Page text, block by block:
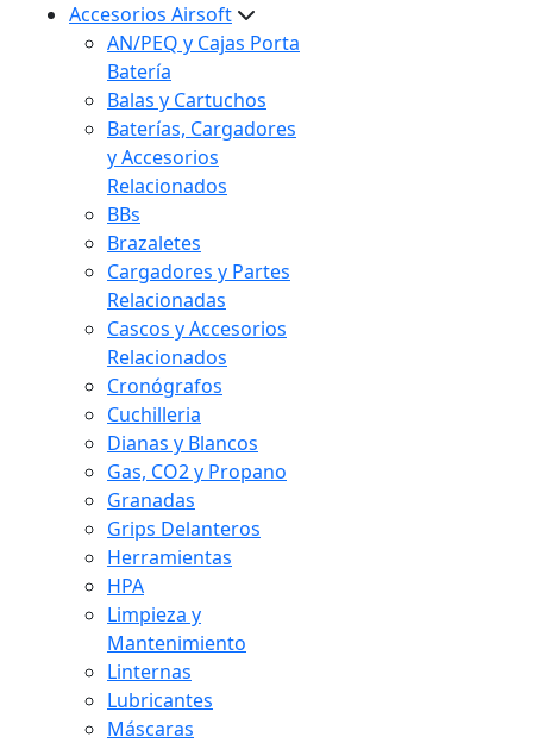
Accesorios Airsoft
AN/PEQ y Cajas Porta
Batería
Balas y Cartuchos
Baterías, Cargadores
y Accesorios
Relacionados
BBs
Brazaletes
Cargadores y Partes
Relacionadas
Cascos y Accesorios
Relacionados
Cronógrafos
Cuchilleria
Dianas y Blancos
Gas, CO2 y Propano
Granadas
Grips Delanteros
Herramientas
HPA
Limpieza y
Mantenimiento
Linternas
Lubricantes
Máscaras